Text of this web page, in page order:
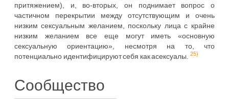
притяжением), и, во-вторых, он поднимает вопрос о
частичном перекрытии между отсутствующим и очень
низким сексуальным желанием, поскольку лица с крайне
низким желанием все еще могут иметь «основную
сексуальную ориентацию», несмотря на то, что
потенциально идентифицируют себя как асексуалы. 25)
Сообщество